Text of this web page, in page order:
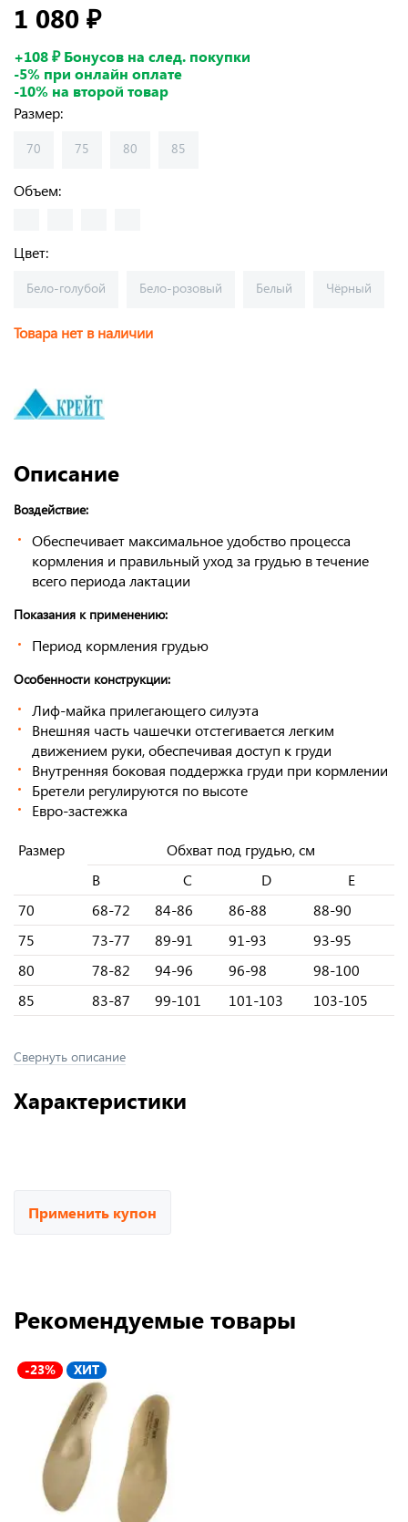
1 080 ₽
+108 ₽ Бонусов на след. покупки
-5% при онлайн оплате
-10% на второй товар
Размер:
70 75 80 85
Объем:
Цвет:
Бело-голубой Бело-розовый Белый Чёрный
Товара нет в наличии
Описание
Воздействие:
Обеспечивает максимальное удобство процесса
кормления и правильный уход за грудью в течение
всего периода лактации
Показания к применению:
Период кормления грудью
Особенности конструкции:
Лиф-майка прилегающего силуэта
Внешняя часть чашечки отстегивается легким
движением руки, обеспечивая доступ к груди
Внутренняя боковая поддержка груди при кормлении
Бретели регулируются по высоте
Евро-застежка
Размер
Обхват под грудью, см
B
C D
E
70
68-72 84-86 86-88
88-90
75
73-77 89-91 91-93
93-95
80
78-82 94-96 96-98
98-100
85
83-87 99-101 101-103 103-105
Свернуть описание
Характеристики
Применить купон
Рекомендуемые товары
-23% ХИТ